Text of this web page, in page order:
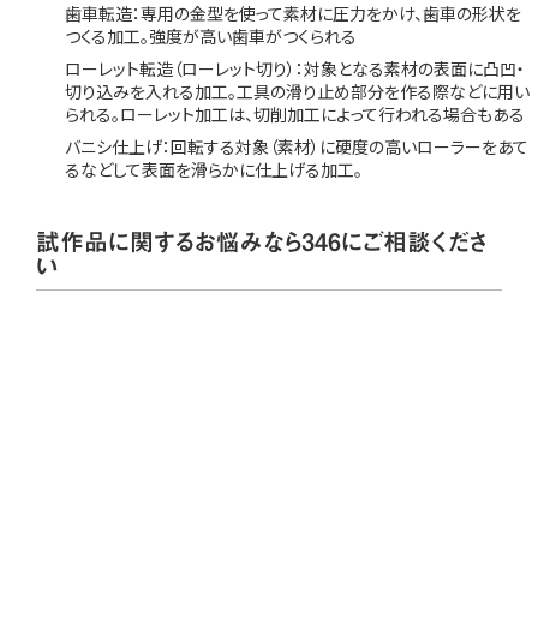
歯車転造：専用の金型を使って素材に圧力をかけ、歯車の形状を
つくる加工。強度が高い歯車がつくられる
ローレット転造（ローレット切り）：対象となる素材の表面に凸凹・
切り込みを入れる加工。工具の滑り止め部分を作る際などに用い
られる。ローレット加工は、切削加工によって行われる場合もある
バニシ仕上げ：回転する対象（素材）に硬度の高いローラーをあて
るなどして表面を滑らかに仕上げる加工。
試作品に関するお悩みなら346にご相談くださ
い